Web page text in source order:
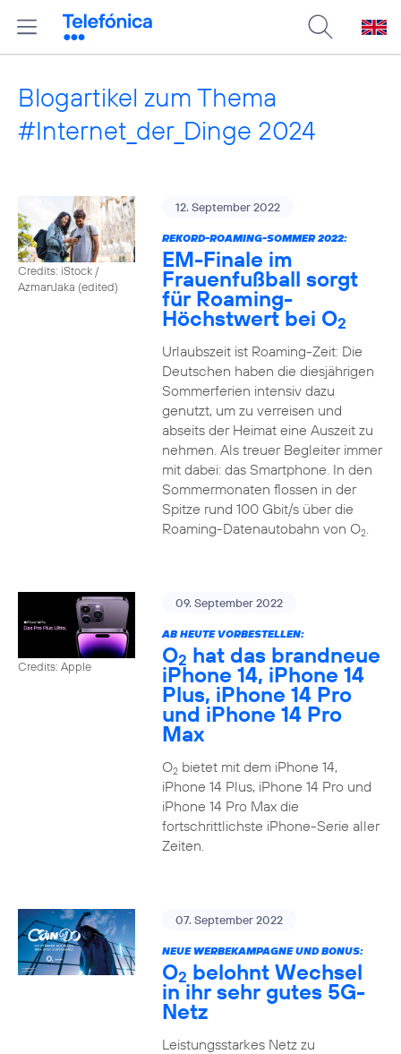
Blogartikel zum Thema
#Internet_der_Dinge 2024
Credits: iStock /
AzmanJaka (edited)
12. September 2022
REKORD-ROAMING-SOMMER 2022:
EM-Finale im
Frauenfußball sorgt
für Roaming-
Höchstwert bei O2
Urlaubszeit ist Roaming-Zeit: Die
Deutschen haben die diesjährigen
Sommerferien intensiv dazu
genutzt, um zu verreisen und
abseits der Heimat eine Auszeit zu
nehmen. Als treuer Begleiter immer
mit dabei: das Smartphone. In den
Sommermonaten flossen in der
Spitze rund 100 Gbit/s über die
Roaming-Datenautobahn von O2.
Credits: Apple
09. September 2022
AB HEUTE VORBESTELLEN:
O2 hat das brandneue
iPhone 14, iPhone 14
Plus, iPhone 14 Pro
und iPhone 14 Pro
Max
O2bietet mit dem iPhone 14,
iPhone 14 Plus, iPhone 14 Pro und
iPhone 14 Pro Max die
fortschrittlichste iPhone-Serie aller
Zeiten.
07. September 2022
NEUE WERBEKAMPAGNE UND BONUS:
O2 belohnt Wechsel
in ihr sehr gutes 5G-
Netz
Leistungsstarkes Netz zu